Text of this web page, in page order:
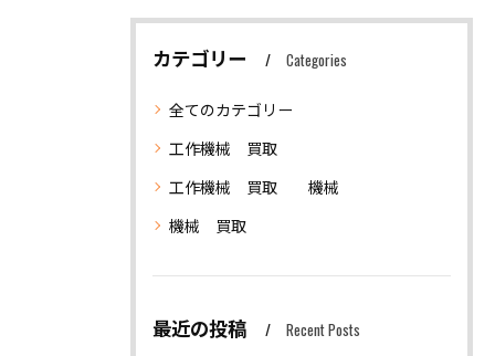
カテゴリー Categories
全てのカテゴリー
工作機械 買取
工作機械 買取 機械
機械 買取
最近の投稿 Recent Posts